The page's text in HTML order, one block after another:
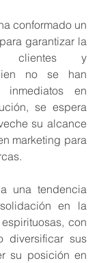
conformado un
garantizar la
clientes y
no se han
inmediatos en
se espera
su alcance
marketing para
una tendencia
en la
con
diversificar sus
su posición en